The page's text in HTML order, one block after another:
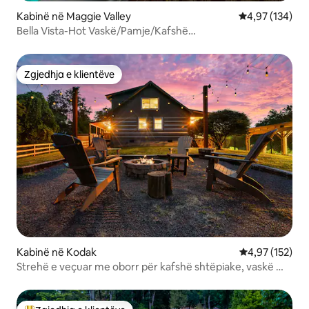
Kabinë në Maggie Valley Vlerësimi
4,97 (134)
Bella Vista-Hot Vaskë/Pamje/Kafshë
Zgjedhja e klientëve
Zgjedhja e klientëve
Kabinë në Kodak Vlerësimi
4,97 (152)
Strehë e veçuar me oborr për kafshë shtëpiake, vaskë me